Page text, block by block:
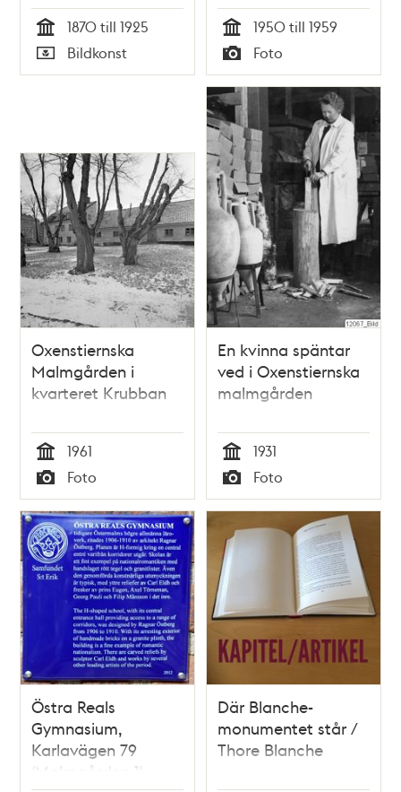
Tid
1870 till 1925
Typ
Bildkonst Tid
1950 till 1959
Typ
Foto
Oxenstiernska
Malmgården i
kvarteret Krubban
Tid
1961
Typ
Foto
En kvinna späntar
ved i Oxenstiernska
malmgården
Tid
1931
Typ
Foto
Östra Reals
Gymnasium,
Karlavägen 79
(Malmgården 1)
Där Blanche-
monumentet står /
Thore Blanche